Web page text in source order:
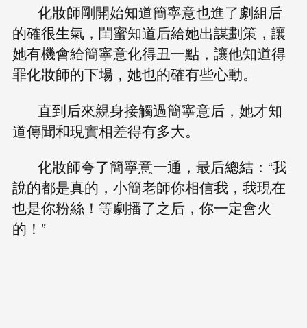
化妝師剛開始知道簡寧意也進了劇組后
的確很生氣，閨蜜知道后給她出謀劃策，讓
她有機會給簡寧意化得丑一點，讓他知道得
罪化妝師的下場，她也的確有些心動。
直到后來親身接觸過簡寧意后，她才知
道傳聞和現實相差得有多大。
化妝師夸了簡寧意一通，最后總結：“我
說的都是真的，小簡老師你相信我，我現在
也是你粉絲！等劇播了之后，你一定會火
的！”